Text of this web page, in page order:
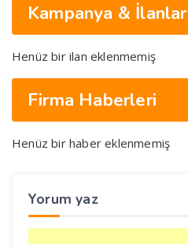
Kampanya & İlanlar
Henüz bir ilan eklenmemiş
Firma Haberleri
Henüz bir haber eklenmemiş
Yorum yaz